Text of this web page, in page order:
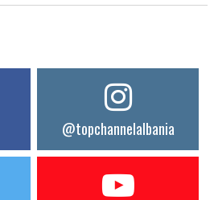
@topchannelalbania